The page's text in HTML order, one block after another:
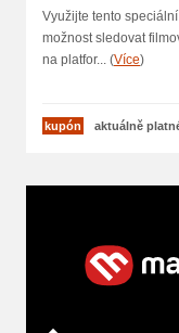
Sweet
Využijte tento
možnost sledovat
na platfor... (Více)
kupón aktuálně